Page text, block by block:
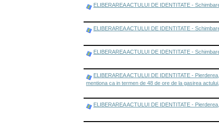
ELIBERAREA ACTULUI DE IDENTITATE -
ELIBERAREA ACTULUI DE IDENTITATE -
ELIBERAREA ACTULUI DE IDENTITATE -
ELIBERAREA ACTULUI DE IDENTITATE -
mentiona ca in termen de 48 de ore de la gasirea
ELIBERAREA ACTULUI DE IDENTITATE -